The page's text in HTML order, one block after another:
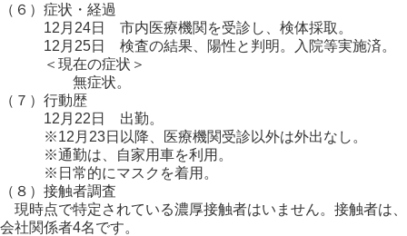
（６）症状・経過
12月24日 市内医療機関を受診し、検体採取。
12月25日 検査の結果、陽性と判明。入院等実施済。
＜現在の症状＞
無症状。
（７）行動歴
12月22日 出勤。
※12月23日以降、医療機関受診以外は外出なし。
※通勤は、自家用車を利用。
※日常的にマスクを着用。
（８）接触者調査
現時点で特定されている濃厚接触者はいません。接触者は、
会社関係者4名です。